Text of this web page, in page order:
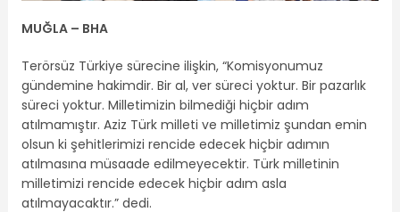
MUĞLA – BHA
Terörsüz Türkiye sürecine ilişkin, “Komisyonumuz
gündemine hakimdir. Bir al, ver süreci yoktur. Bir pazarlık
süreci yoktur. Milletimizin bilmediği hiçbir adım
atılmamıştır. Aziz Türk milleti ve milletimiz şundan emin
olsun ki şehitlerimizi rencide edecek hiçbir adımın
atılmasına müsaade edilmeyecektir. Türk milletinin
milletimizi rencide edecek hiçbir adım asla
atılmayacaktır.” dedi.